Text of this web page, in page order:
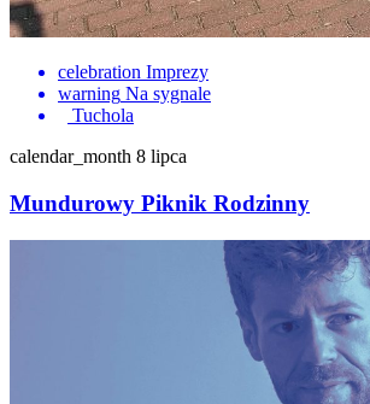
celebration Imprezy
warning Na sygnale
Tuchola
calendar_month 8 lipca
Mundurowy Piknik Rodzinny